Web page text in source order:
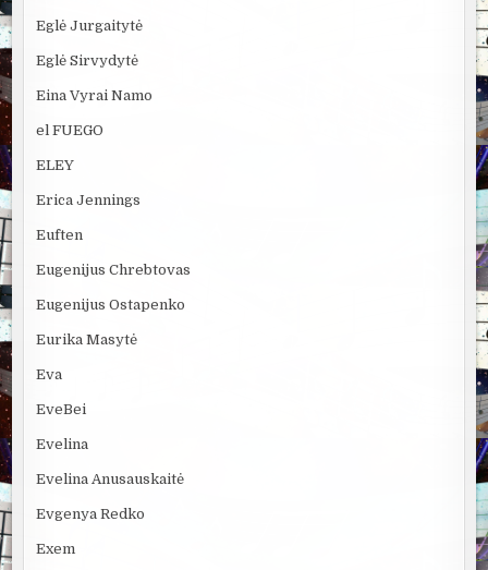
Eglė Jurgaitytė
Eglė Sirvydytė
Eina Vyrai Namo
el FUEGO
ELEY
Erica Jennings
Euften
Eugenijus Chrebtovas
Eugenijus Ostapenko
Eurika Masytė
Eva
EveBei
Evelina
Evelina Anusauskaitė
Evgenya Redko
Exem